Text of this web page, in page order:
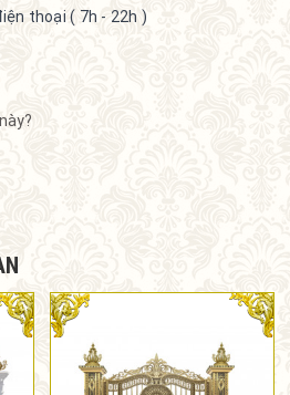
thoại ( 7h - 22h )